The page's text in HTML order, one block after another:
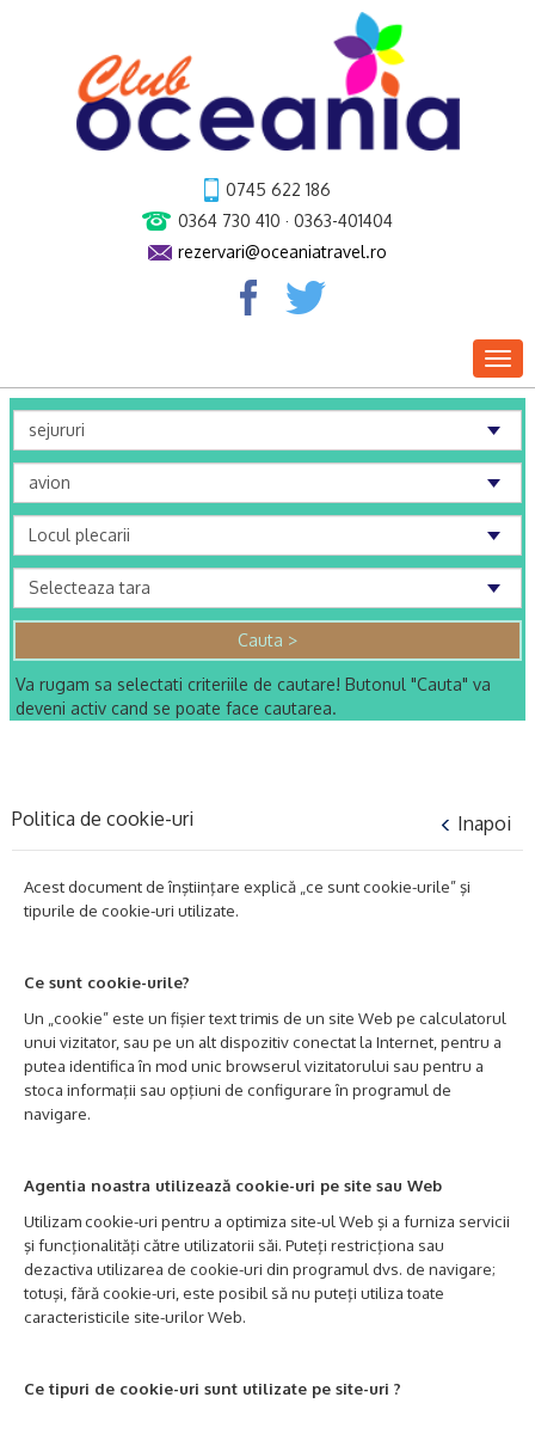
0745 622 186
0364 730 410 · 0363-401404
rezervari@oceaniatravel.ro
Va rugam sa selectati criteriile de cautare! Butonul "Cauta" va
deveni activ cand se poate face cautarea.
Politica de cookie-uri Inapoi
Acest document de înştiinţare explică „ce sunt cookie-urile” şi
tipurile de cookie-uri utilizate.
Ce sunt cookie-urile?
Un „cookie” este un fişier text trimis de un site Web pe calculatorul
unui vizitator, sau pe un alt dispozitiv conectat la Internet, pentru a
putea identifica în mod unic browserul vizitatorului sau pentru a
stoca informaţii sau opţiuni de configurare în programul de
navigare.
Agentia noastra utilizează cookie-uri pe site sau Web
Utilizam cookie-uri pentru a optimiza site-ul Web şi a furniza servicii
şi funcţionalităţi către utilizatorii săi. Puteţi restricţiona sau
dezactiva utilizarea de cookie-uri din programul dvs. de navigare;
totuşi, fără cookie-uri, este posibil să nu puteţi utiliza toate
caracteristicile site-urilor Web.
Ce tipuri de cookie-uri sunt utilizate pe site-uri ?